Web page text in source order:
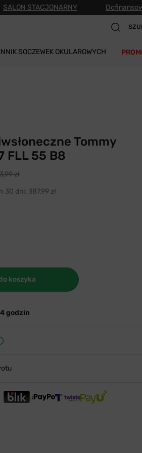
SALON STACJONARNY
SOCZEWEK OKULAROWYCH
Tommy
FLL 55 B8
zł
30 dni: 387,99 zł
koszyka
godzin